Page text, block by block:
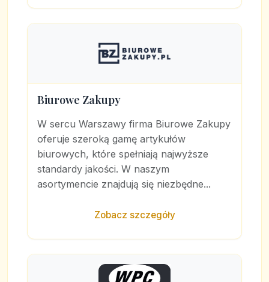
Biurowe Zakupy
W sercu Warszawy firma Biurowe Zakupy
oferuje szeroką gamę artykułów
biurowych, które spełniają najwyższe
standardy jakości. W naszym
asortymencie znajdują się niezbędne...
Zobacz szczegóły